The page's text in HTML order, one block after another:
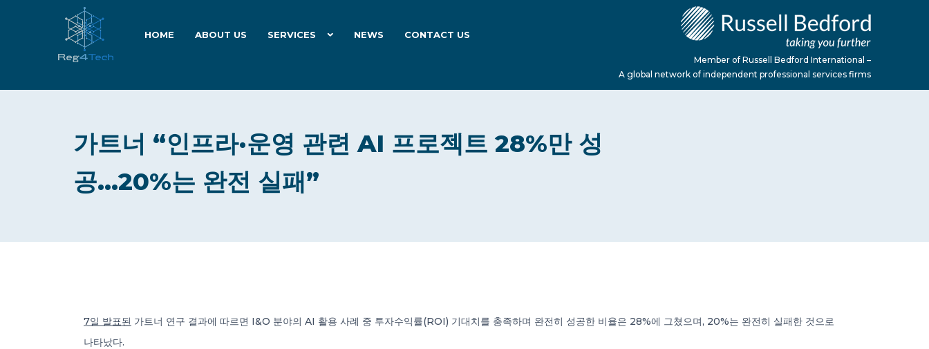
HOME ABOUT US SERVICES NEWS CONTACT US
Member of Russell Bedford International –
A global network of independent professional services firms
가트너 “인프라·운영 관련 AI 프로젝트 28%만 성
공…20%는 완전 실패”
7일 발표된 가트너 연구 결과에 따르면 I&O 분야의 AI 활용 사례 중 투자수익률(ROI) 기대치를 충족하며 완전히 성공한 비율은 28%에 그쳤으며, 20%는 완전히 실패한 것으로
나타났다.